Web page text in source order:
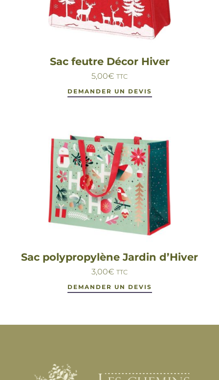
Sac feutre Décor Hiver
5,00€ TTC
DEMANDER UN DEVIS
Sac polypropylène Jardin d’Hiver
3,00€ TTC
DEMANDER UN DEVIS